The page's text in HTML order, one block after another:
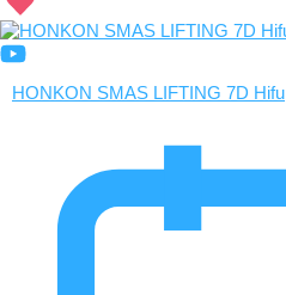
HONKON SMAS LIFTING 7D Hifu